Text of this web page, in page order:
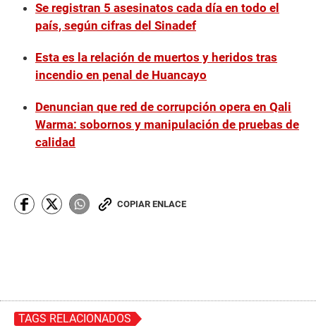
Se registran 5 asesinatos cada día en todo el
país, según cifras del Sinadef
Esta es la relación de muertos y heridos tras
incendio en penal de Huancayo
Denuncian que red de corrupción opera en Qali
Warma: sobornos y manipulación de pruebas de
calidad
COPIAR ENLACE
TAGS RELACIONADOS